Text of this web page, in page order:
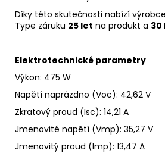
Díky této skutečnosti nabízí
Type záruku 25 let na produkt a 30
Elektrotechnické parametry
Výkon: 475 W
Napětí naprázdno (Voc): 42,62 V
Zkratový proud (Isc): 14,21 A
Jmenovité napětí (Vmp): 35,27 V
Jmenovitý proud (Imp): 13,47 A